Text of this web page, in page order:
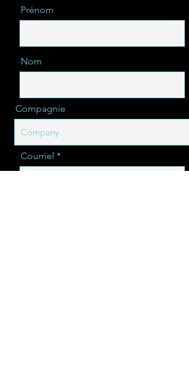
Prénom
Nom
Compagnie
Courriel